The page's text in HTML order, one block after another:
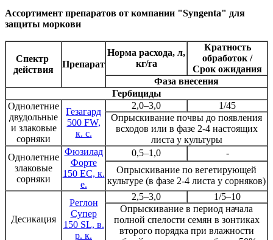
Ассортимент препаратов от компании "Syngenta" для
защиты моркови
Спектр
действия
Препарат
Норма расхода, л,
кг/га
Кратность
обработок /
Срок ожидания
Фаза внесения
Гербициды
Однолетние
двудольные
и злаковые
сорняки
Гезагард
500 FW,
к. с.
2,0–3,0
1/45
Опрыскивание почвы до появления
всходов или в фазе 2-4 настоящих
листа у культуры
Однолетние
злаковые
сорняки
Фюзилад
Форте
150 ЕС, к.
е.
0,5–1,0
-
Опрыскивание по вегетирующей
культуре (в фазе 2-4 листа у сорняков)
Десикация
Реглон
Супер
150 SL, в.
р. к.
2,5–3,0
1/5–10
Опрыскивание в период начала
полной спелости семян в зонтиках
второго порядка при влажности